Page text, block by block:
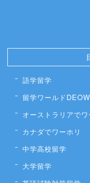
語学留学
留学ワールド
オーストラリアでワ
カナダでワーホリ
中学高校留学
大学留学